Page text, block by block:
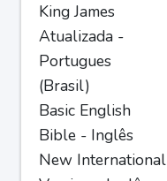
King James
Atualizada -
Portugues
(Brasil)
Basic English
Bible - Inglês
New International